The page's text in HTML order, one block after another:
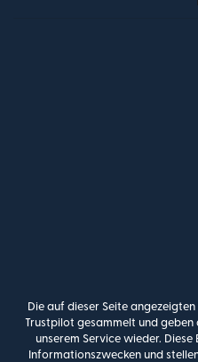
Die auf dieser Seite
Trustpilot gesammelt und geben
unserem Service wieder.
Informationszwecken und